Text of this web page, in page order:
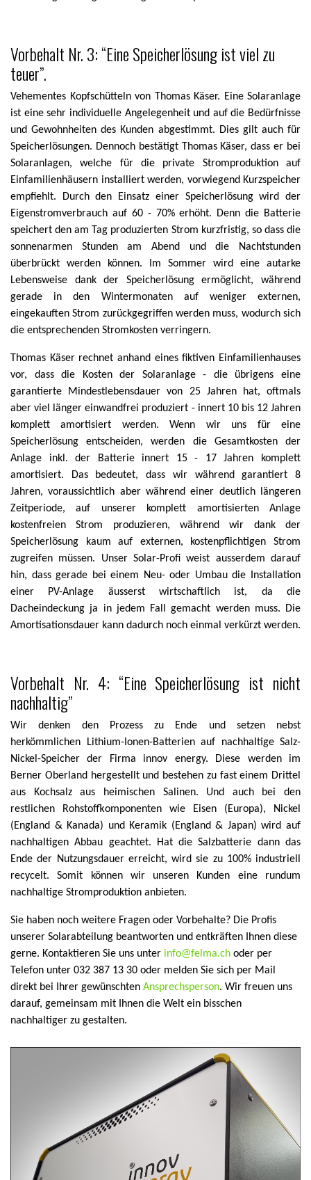
Vorbehalt Nr. 3: “Eine Speicherlösung ist viel zu
teuer”.
Vehementes Kopfschütteln von Thomas Käser. Eine Solaranlage
ist eine sehr individuelle Angelegenheit und auf die Bedürfnisse
und Gewohnheiten des Kunden abgestimmt. Dies gilt auch für
Speicherlösungen. Dennoch bestätigt Thomas Käser, dass er bei
Solaranlagen, welche für die private Stromproduktion auf
Einfamilienhäusern installiert werden, vorwiegend Kurzspeicher
empfiehlt. Durch den Einsatz einer Speicherlösung wird der
Eigenstromverbrauch auf 60 - 70% erhöht. Denn die Batterie
speichert den am Tag produzierten Strom kurzfristig, so dass die
sonnenarmen Stunden am Abend und die Nachtstunden
überbrückt werden können. Im Sommer wird eine autarke
Lebensweise dank der Speicherlösung ermöglicht, während
gerade in den Wintermonaten auf weniger externen,
eingekauften Strom zurückgegriffen werden muss, wodurch sich
die entsprechenden Stromkosten verringern.
Thomas Käser rechnet anhand eines fiktiven Einfamilienhauses
vor, dass die Kosten der Solaranlage - die übrigens eine
garantierte Mindestlebensdauer von 25 Jahren hat, oftmals
aber viel länger einwandfrei produziert - innert 10 bis 12 Jahren
komplett amortisiert werden. Wenn wir uns für eine
Speicherlösung entscheiden, werden die Gesamtkosten der
Anlage inkl. der Batterie innert 15 - 17 Jahren komplett
amortisiert. Das bedeutet, dass wir während garantiert 8
Jahren, voraussichtlich aber während einer deutlich längeren
Zeitperiode, auf unserer komplett amortisierten Anlage
kostenfreien Strom produzieren, während wir dank der
Speicherlösung kaum auf externen, kostenpflichtigen Strom
zugreifen müssen. Unser Solar-Profi weist ausserdem darauf
hin, dass gerade bei einem Neu- oder Umbau die Installation
einer PV-Anlage äusserst wirtschaftlich ist, da die
Dacheindeckung ja in jedem Fall gemacht werden muss. Die
Amortisationsdauer kann dadurch noch einmal verkürzt werden.
Vorbehalt Nr. 4: “Eine Speicherlösung ist nicht
nachhaltig”
Wir denken den Prozess zu Ende und setzen nebst
herkömmlichen Lithium-Ionen-Batterien auf nachhaltige Salz-
Nickel-Speicher der Firma innov energy. Diese werden im
Berner Oberland hergestellt und bestehen zu fast einem Drittel
aus Kochsalz aus heimischen Salinen. Und auch bei den
restlichen Rohstoffkomponenten wie Eisen (Europa), Nickel
(England & Kanada) und Keramik (England & Japan) wird auf
nachhaltigen Abbau geachtet. Hat die Salzbatterie dann das
Ende der Nutzungsdauer erreicht, wird sie zu 100% industriell
recycelt. Somit können wir unseren Kunden eine rundum
nachhaltige Stromproduktion anbieten.
Sie haben noch weitere Fragen oder Vorbehalte? Die Profis
unserer Solarabteilung beantworten und entkräften Ihnen diese
gerne. Kontaktieren Sie uns unter info@felma.ch oder per
Telefon unter 032 387 13 30 oder melden Sie sich per Mail
direkt bei Ihrer gewünschten Ansprechsperson. Wir freuen uns
darauf, gemeinsam mit Ihnen die Welt ein bisschen
nachhaltiger zu gestalten.